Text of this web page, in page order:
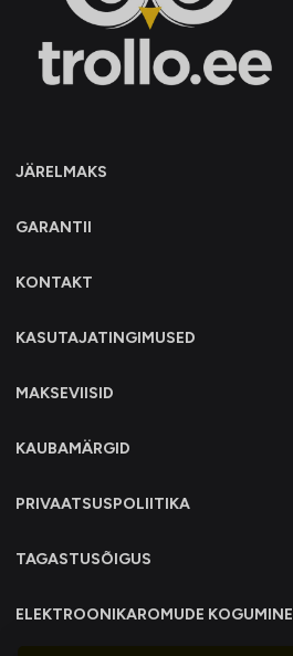
JÄRELMAKS
GARANTII
KONTAKT
KASUTAJATINGIMUSED
MAKSEVIISID
KAUBAMÄRGID
PRIVAATSUSPOLIITIKA
TAGASTUSÕIGUS
ELEKTROONIKAROMUDE KOGUMINE